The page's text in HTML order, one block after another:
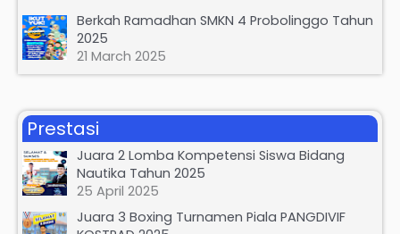
Berkah Ramadhan SMKN 4 Probolinggo Tahun
2025
21 March 2025
Prestasi
Juara 2 Lomba Kompetensi Siswa Bidang
Nautika Tahun 2025
25 April 2025
Juara 3 Boxing Turnamen Piala PANGDIVIF